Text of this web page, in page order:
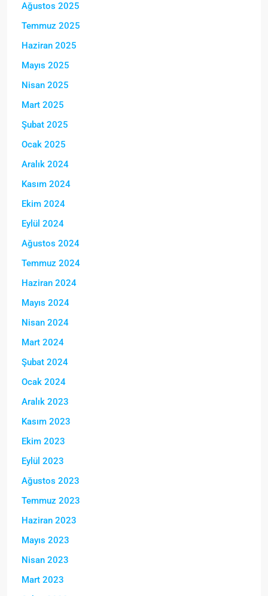
Ağustos 2025
Temmuz 2025
Haziran 2025
Mayıs 2025
Nisan 2025
Mart 2025
Şubat 2025
Ocak 2025
Aralık 2024
Kasım 2024
Ekim 2024
Eylül 2024
Ağustos 2024
Temmuz 2024
Haziran 2024
Mayıs 2024
Nisan 2024
Mart 2024
Şubat 2024
Ocak 2024
Aralık 2023
Kasım 2023
Ekim 2023
Eylül 2023
Ağustos 2023
Temmuz 2023
Haziran 2023
Mayıs 2023
Nisan 2023
Mart 2023